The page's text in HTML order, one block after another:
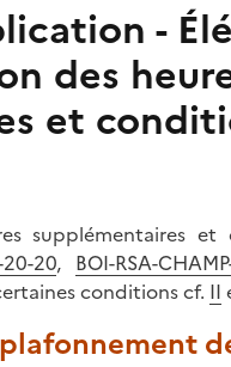
-
des
et
supplémentaires et
20-20, BOI-RSA-
conditions cf. II